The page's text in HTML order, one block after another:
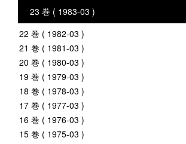
23 巻 ( 1983-03 )
22 巻 ( 1982-03 )
21 巻 ( 1981-03 )
20 巻 ( 1980-03 )
19 巻 ( 1979-03 )
18 巻 ( 1978-03 )
17 巻 ( 1977-03 )
16 巻 ( 1976-03 )
15 巻 ( 1975-03 )